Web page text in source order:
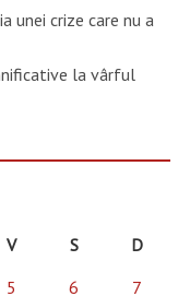
unei crize care nu a
la vârful
V S
D
5 6
7